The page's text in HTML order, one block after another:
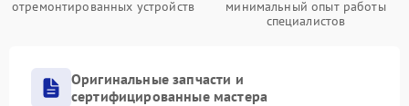
отремонтированных устройств
минимальный опыт работы
специалистов
Оригинальные запчасти и
сертифицированные мастера